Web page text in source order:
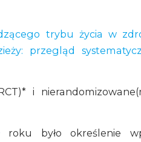
trybu życia w
przegląd
i
roku było określenie